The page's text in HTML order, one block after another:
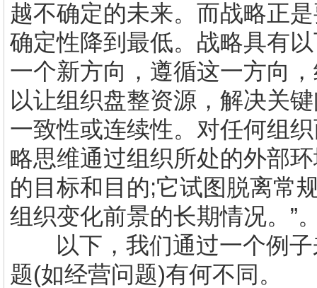
越不确定的未来。而战略正
确定性降到最低。战略具有
一个新方向，遵循这一方向
以让组织盘整资源，解决关
一致性或连续性。对任何组
略思维通过组织所处的外部
的目标和目的;它试图脱离常
组织变化前景的长期情况。”
以下，我们通过一个例
题(如经营问题)有何不同。